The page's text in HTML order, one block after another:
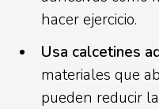
hacer ejercicio.
Usa calcetines
materiales que
pueden reducir